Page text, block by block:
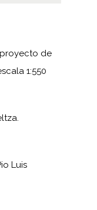
de
1:550
Beltza.